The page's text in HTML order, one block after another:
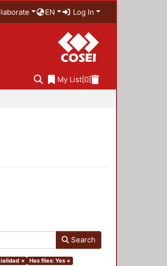
EN Log In
My List[0]
Search
× Has files: Yes ×